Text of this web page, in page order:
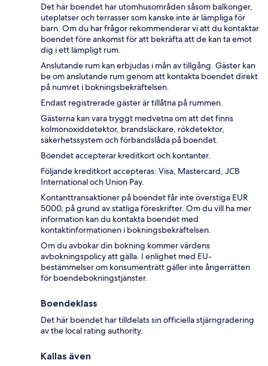
Det här boendet har utomhusområden såsom balkonger,
uteplatser och terrasser som kanske inte är lämpliga för
barn. Om du har frågor rekommenderar vi att du kontaktar
boendet före ankomst för att bekräfta att de kan ta emot
dig i ett lämpligt rum.
Anslutande rum kan erbjudas i mån av tillgång. Gäster kan
be om anslutande rum genom att kontakta boendet direkt
på numret i bokningsbekräftelsen.
Endast registrerade gäster är tillåtna på rummen.
Gästerna kan vara tryggt medvetna om att det finns
kolmonoxiddetektor, brandsläckare, rökdetektor,
säkerhetssystem och förbandslåda på boendet.
Boendet accepterar kreditkort och kontanter.
Följande kreditkort accepteras: Visa, Mastercard, JCB
International och Union Pay.
Kontanttransaktioner på boendet får inte överstiga EUR
5000, på grund av statliga föreskrifter. Om du vill ha mer
information kan du kontakta boendet med
kontaktinformationen i bokningsbekräftelsen.
Om du avbokar din bokning kommer värdens
avbokningspolicy att gälla. I enlighet med EU-
bestämmelser om konsumenträtt gäller inte ångerrätten
för boendebokningstjänster.
Boendeklass
Det här boendet har tilldelats sin officiella stjärngradering
av the local rating authority.
Kallas även